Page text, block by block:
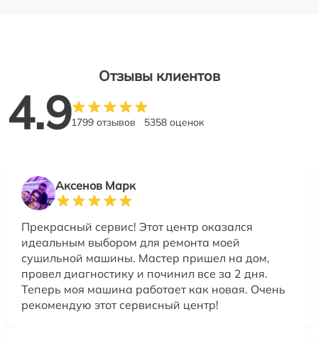
Отзывы клиентов
4.91799 отзывов 5358 оценок
Аксенов Марк
Прекрасный сервис! Этот центр оказался
идеальным выбором для ремонта моей
сушильной машины. Мастер пришел на дом,
провел диагностику и починил все за 2 дня.
Теперь моя машина работает как новая. Очень
рекомендую этот сервисный центр!